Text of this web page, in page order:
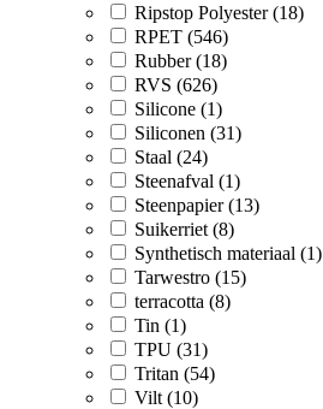
Ripstop Polyester (18)
RPET (546)
Rubber (18)
RVS (626)
Silicone (1)
Siliconen (31)
Staal (24)
Steenafval (1)
Steenpapier (13)
Suikerriet (8)
Synthetisch materiaal (1)
Tarwestro (15)
terracotta (8)
Tin (1)
TPU (31)
Tritan (54)
Vilt (10)